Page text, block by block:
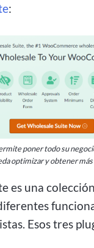
:
poner todo su
optimizar y obtener
es una
Esos tres